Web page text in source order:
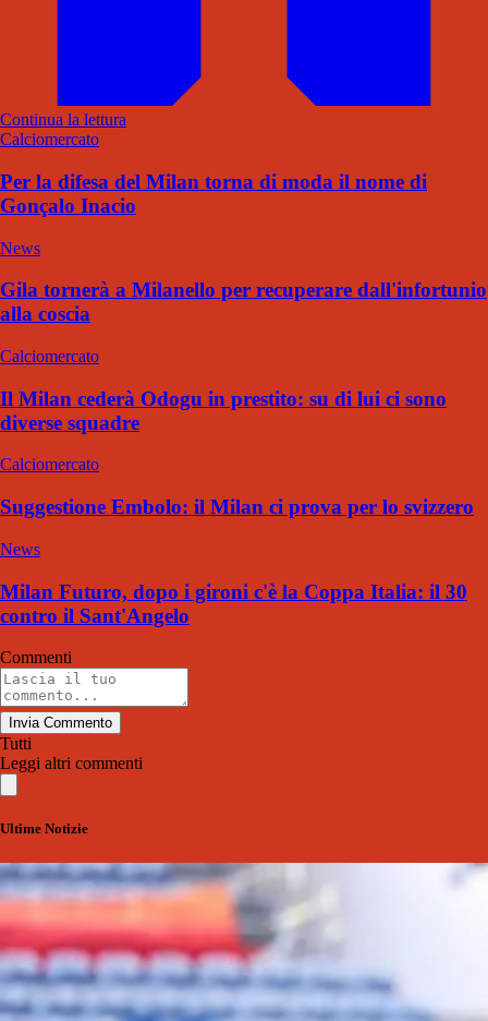
Continua la lettura
Calciomercato
Per la difesa del Milan torna di moda il nome di
Gonçalo Inacio
News
Gila tornerà a Milanello per recuperare dall'infortunio
alla coscia
Calciomercato
Il Milan cederà Odogu in prestito: su di lui ci sono
diverse squadre
Calciomercato
Suggestione Embolo: il Milan ci prova per lo svizzero
News
Milan Futuro, dopo i gironi c'è la Coppa Italia: il 30
contro il Sant'Angelo
Commenti
Invia Commento
Tutti
Leggi altri commenti
Ultime Notizie